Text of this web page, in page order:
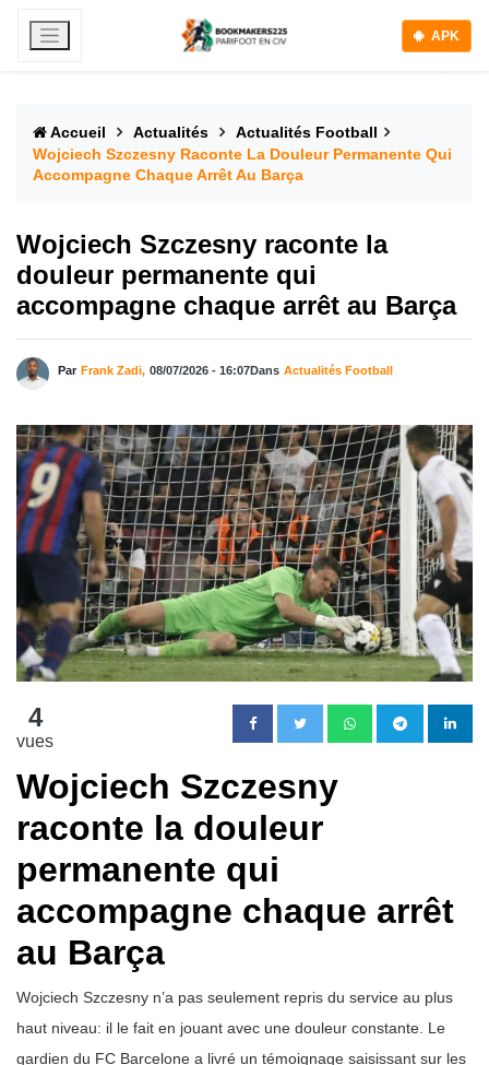
APK
Accueil Actualités
Actualités Football
Wojciech Szczesny Raconte La Douleur Permanente Qui
Accompagne Chaque Arrêt Au Barça
Wojciech Szczesny raconte la
douleur permanente qui
accompagne chaque arrêt au Barça
Par Frank Zadi, 08/07/2026 - 16:07Dans Actualités Football
4
vues
Wojciech Szczesny
raconte la douleur
permanente qui
accompagne chaque arrêt
au Barça
Wojciech Szczesny n’a pas seulement repris du service au plus
haut niveau: il le fait en jouant avec une douleur constante. Le
gardien du FC Barcelone a livré un témoignage saisissant sur les